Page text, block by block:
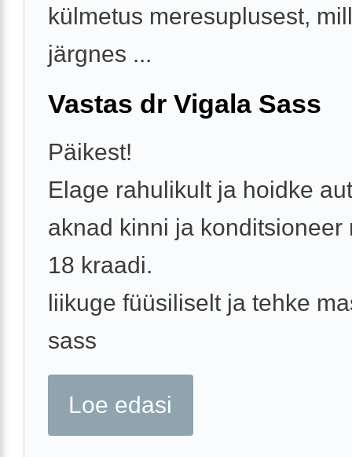
külmetus meresuplusest,
järgnes ...
Vastas dr Vigala Sass
Päikest!
Elage rahulikult ja hoidke
aknad kinni ja konditsioneer
18 kraadi.
liikuge füüsiliselt ja tehke
sass
Loe edasi